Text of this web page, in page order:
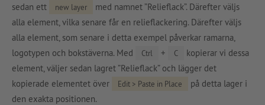
sedan ett
new layer
med namnet ”Relieflack”. Därefter väljs
alla element, vilka senare får en relieflackering. Därefter väljs
alla element, som senare i detta exempel påverkar ramarna,
logotypen och bokstäverna. Med
Ctrl + C
kopierar vi dessa
element, väljer sedan lagret ”Relieflack” och lägger det
kopierade elementet över
Edit > Paste in Place
på detta lager i
den exakta positionen.